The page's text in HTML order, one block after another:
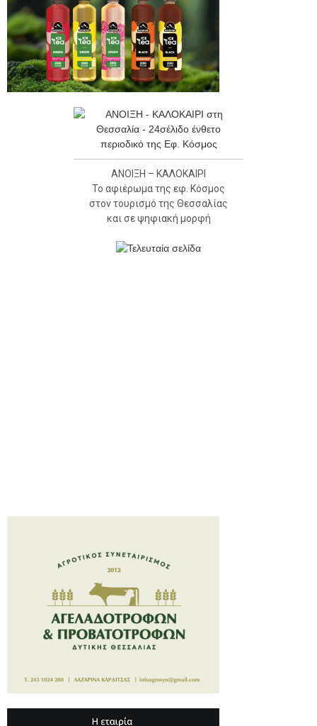
ΑΝΟΙΞΗ – ΚΑΛΟΚΑΙΡΙ
Το αφιέρωμα της εφ. Κόσμος
στον τουρισμό της Θεσσαλίας
και σε ψηφιακή μορφή